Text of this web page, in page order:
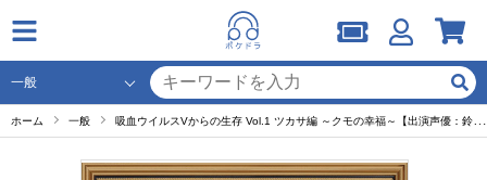
ホーム 一般 吸血ウイルスVからの生存 Vol.1 ツカサ編 ～クモの幸福～【出演声優：鈴木裕斗】